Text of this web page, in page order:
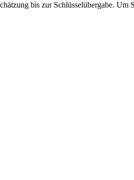
bis zur Schlüsselübergabe.